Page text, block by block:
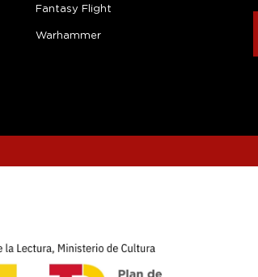
Fantasy Flight
Warhammer